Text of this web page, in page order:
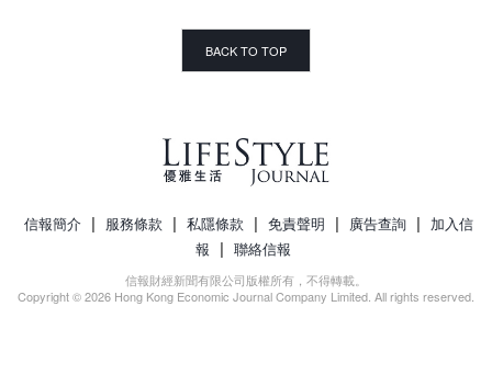
BACK TO TOP
信報簡介 | 服務條款 | 私隱條款 | 免責聲明 | 廣告查詢 | 加入信
報 | 聯絡信報
信報財經新聞有限公司版權所有，不得轉載。
Copyright © 2026 Hong Kong Economic Journal Company Limited. All rights reserved.